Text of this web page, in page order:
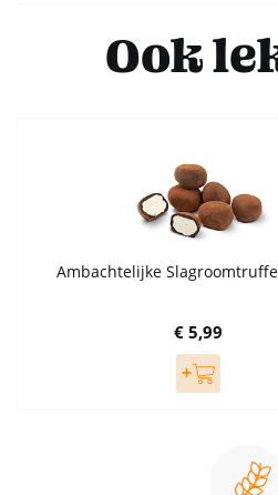
Ook
Ambachtelijke
€ 5,99